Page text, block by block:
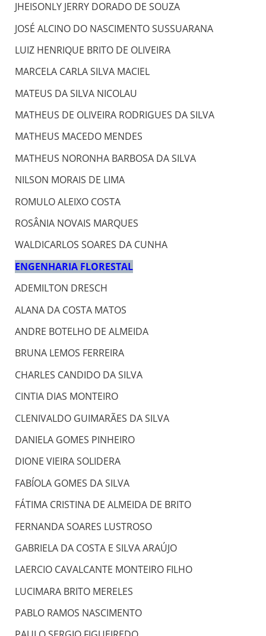
JHEISONLY JERRY DORADO DE SOUZA
JOSÉ ALCINO DO NASCIMENTO SUSSUARANA
LUIZ HENRIQUE BRITO DE OLIVEIRA
MARCELA CARLA SILVA MACIEL
MATEUS DA SILVA NICOLAU
MATHEUS DE OLIVEIRA RODRIGUES DA SILVA
MATHEUS MACEDO MENDES
MATHEUS NORONHA BARBOSA DA SILVA
NILSON MORAIS DE LIMA
ROMULO ALEIXO COSTA
ROSÂNIA NOVAIS MARQUES
WALDICARLOS SOARES DA CUNHA
ENGENHARIA FLORESTAL
ADEMILTON DRESCH
ALANA DA COSTA MATOS
ANDRE BOTELHO DE ALMEIDA
BRUNA LEMOS FERREIRA
CHARLES CANDIDO DA SILVA
CINTIA DIAS MONTEIRO
CLENIVALDO GUIMARÃES DA SILVA
DANIELA GOMES PINHEIRO
DIONE VIEIRA SOLIDERA
FABÍOLA GOMES DA SILVA
FÁTIMA CRISTINA DE ALMEIDA DE BRITO
FERNANDA SOARES LUSTROSO
GABRIELA DA COSTA E SILVA ARAÚJO
LAERCIO CAVALCANTE MONTEIRO FILHO
LUCIMARA BRITO MERELES
PABLO RAMOS NASCIMENTO